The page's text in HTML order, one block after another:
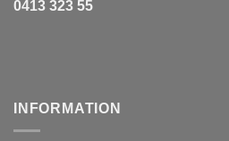
0413 323 55
INFORMATION